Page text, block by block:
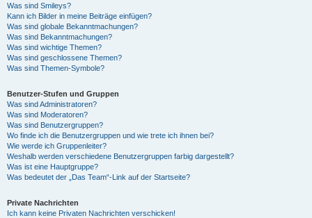
Was sind Smileys?
Kann ich Bilder in meine Beiträge einfügen?
Was sind globale Bekanntmachungen?
Was sind Bekanntmachungen?
Was sind wichtige Themen?
Was sind geschlossene Themen?
Was sind Themen-Symbole?
Benutzer-Stufen und Gruppen
Was sind Administratoren?
Was sind Moderatoren?
Was sind Benutzergruppen?
Wo finde ich die Benutzergruppen und wie trete ich ihnen bei?
Wie werde ich Gruppenleiter?
Weshalb werden verschiedene Benutzergruppen farbig dargestellt?
Was ist eine Hauptgruppe?
Was bedeutet der „Das Team“-Link auf der Startseite?
Private Nachrichten
Ich kann keine Privaten Nachrichten verschicken!